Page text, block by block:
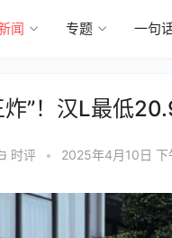
闻 专题 一句
炸”！汉L最低
时评 • 2025年4月10日 下